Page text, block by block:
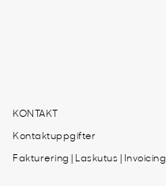
KONTAKT
Kontaktuppgifter
Fakturering | Laskutus | Invoicing